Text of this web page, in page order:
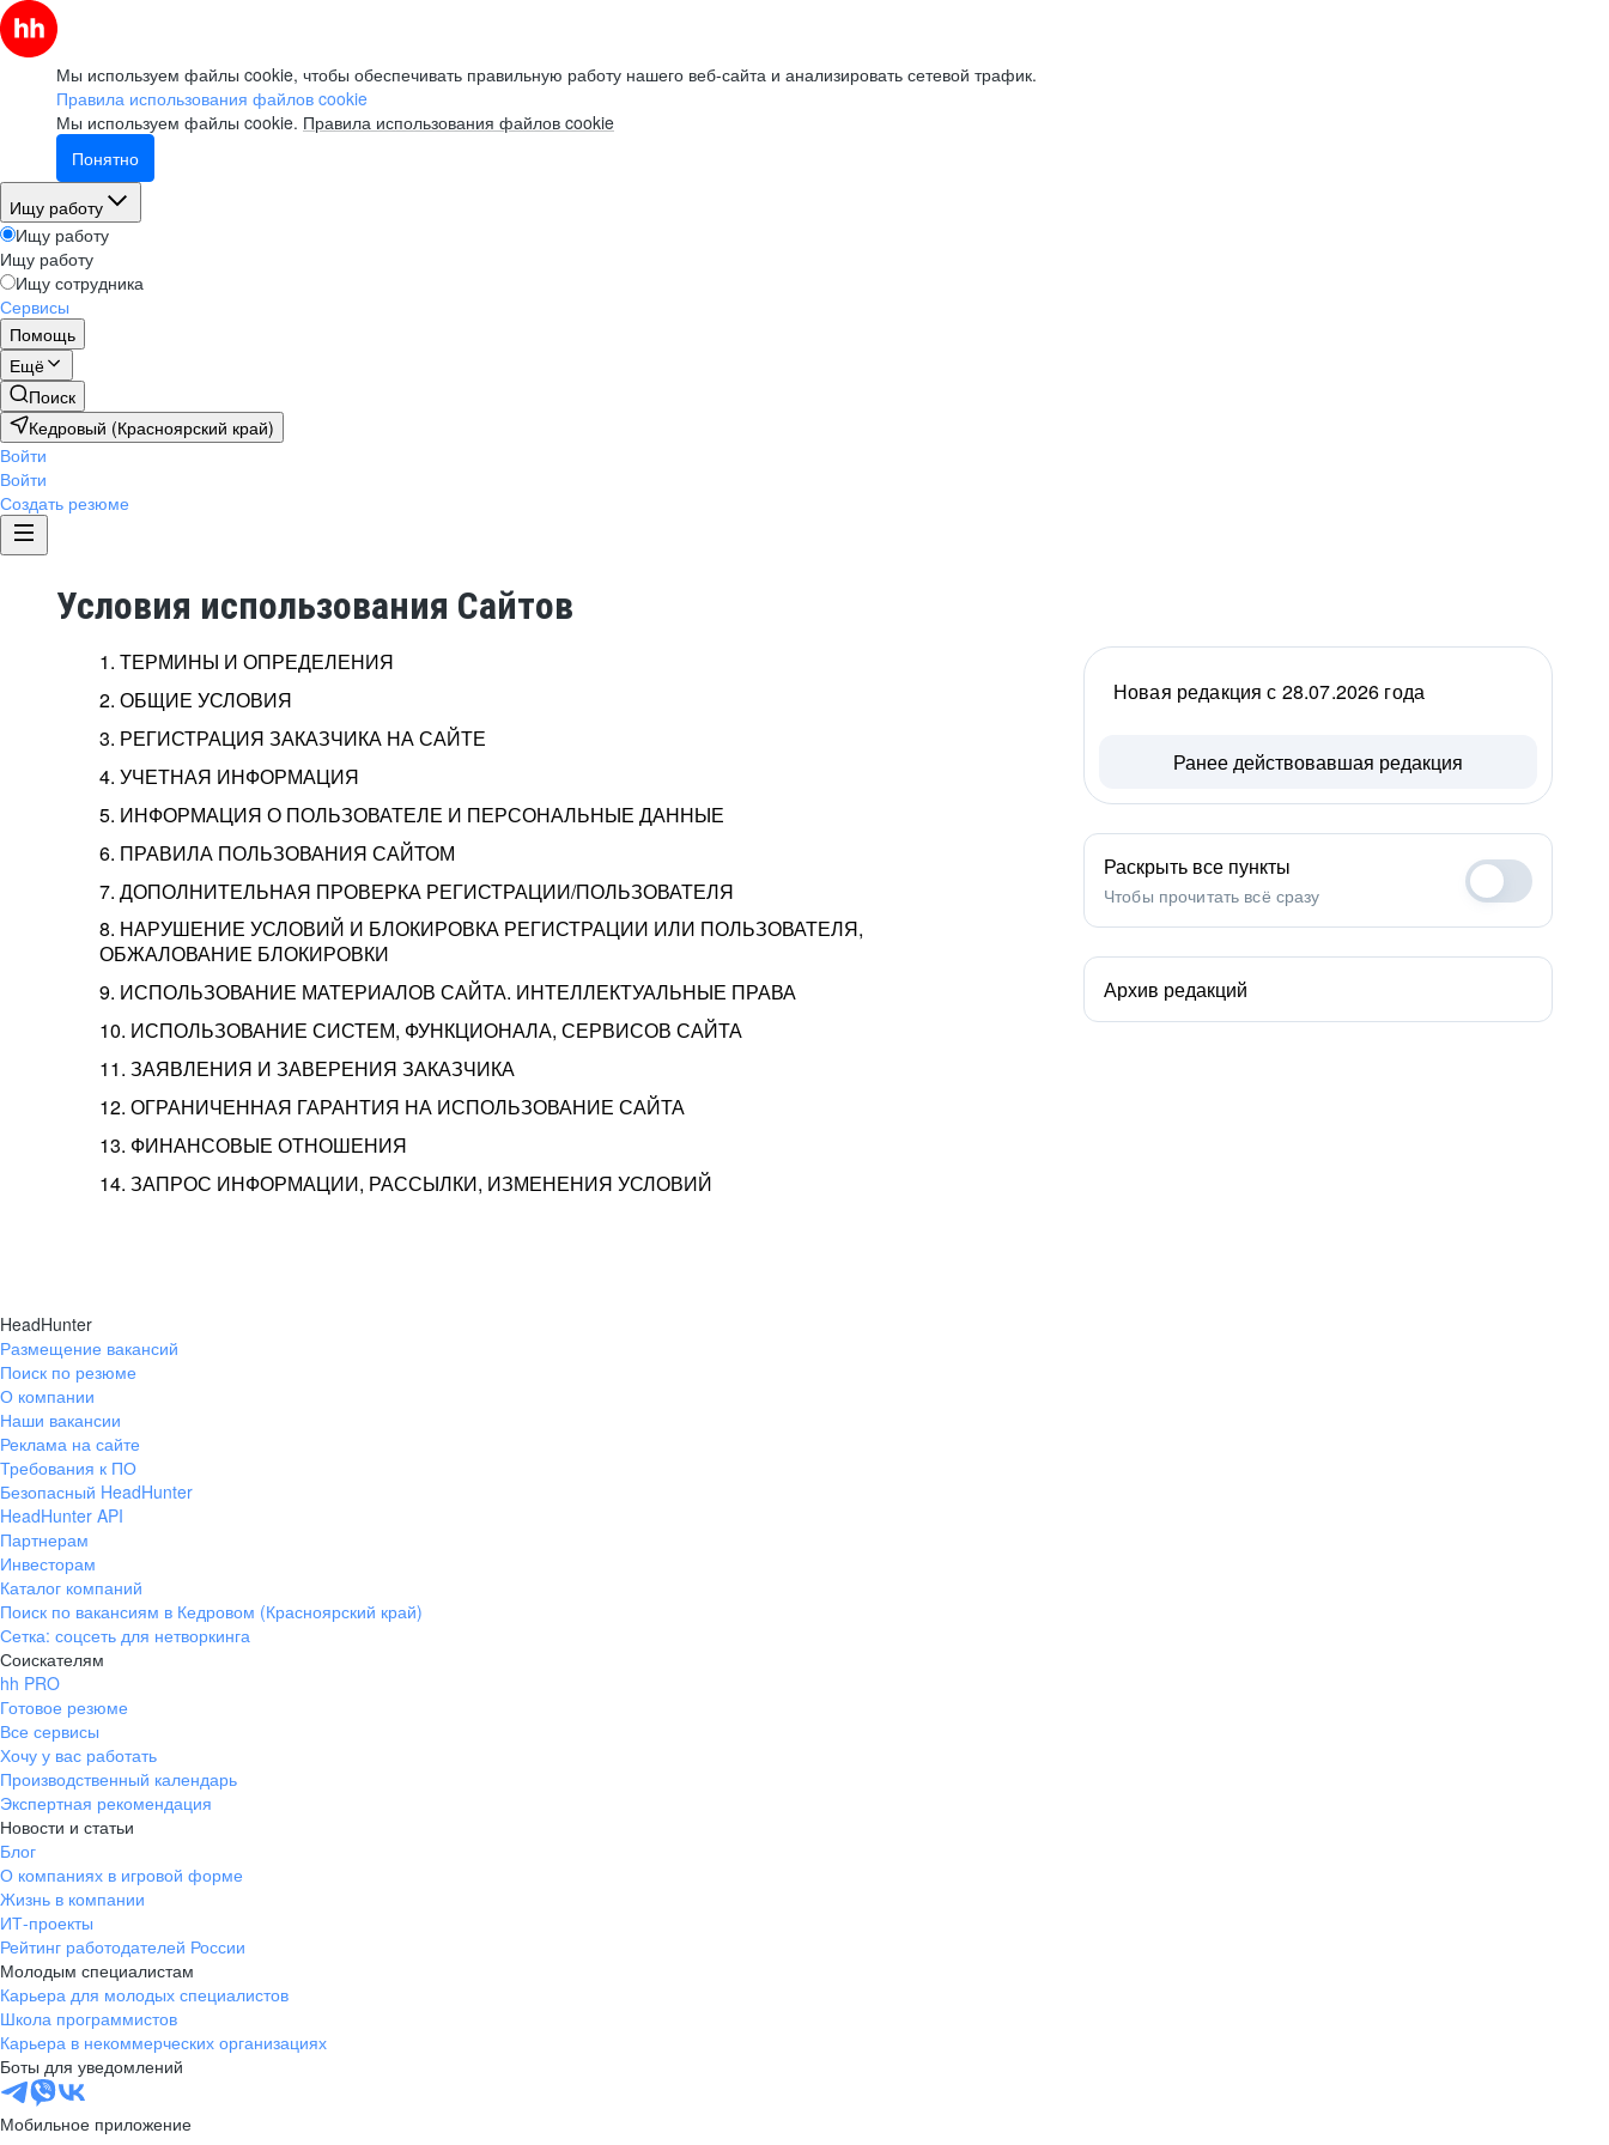
Мы используем файлы cookie, чтобы обеспечивать правильную работу нашего веб-сайта и анализировать сетевой трафик.
Правила использования файлов cookie
Мы используем файлы cookie. Правила использования файлов cookie
Понятно
Ищу работу
Ищу работу
Ищу работу
Ищу сотрудника
Сервисы
Помощь
Ещё
Поиск
Кедровый (Красноярский край)
Войти
Войти
Создать резюме
Условия использования Сайтов
1. ТЕРМИНЫ И ОПРЕДЕЛЕНИЯ
2. ОБЩИЕ УСЛОВИЯ
3. РЕГИСТРАЦИЯ ЗАКАЗЧИКА НА САЙТЕ
4. УЧЕТНАЯ ИНФОРМАЦИЯ
5. ИНФОРМАЦИЯ О ПОЛЬЗОВАТЕЛЕ И ПЕРСОНАЛЬНЫЕ ДАННЫЕ
6. ПРАВИЛА ПОЛЬЗОВАНИЯ САЙТОМ
7. ДОПОЛНИТЕЛЬНАЯ ПРОВЕРКА РЕГИСТРАЦИИ/ПОЛЬЗОВАТЕЛЯ
8. НАРУШЕНИЕ УСЛОВИЙ И БЛОКИРОВКА РЕГИСТРАЦИИ ИЛИ ПОЛЬЗОВАТЕЛЯ,
ОБЖАЛОВАНИЕ БЛОКИРОВКИ
9. ИСПОЛЬЗОВАНИЕ МАТЕРИАЛОВ САЙТА. ИНТЕЛЛЕКТУАЛЬНЫЕ ПРАВА
10. ИСПОЛЬЗОВАНИЕ СИСТЕМ, ФУНКЦИОНАЛА, СЕРВИСОВ САЙТА
11. ЗАЯВЛЕНИЯ И ЗАВЕРЕНИЯ ЗАКАЗЧИКА
12. ОГРАНИЧЕННАЯ ГАРАНТИЯ НА ИСПОЛЬЗОВАНИЕ САЙТА
13. ФИНАНСОВЫЕ ОТНОШЕНИЯ
14. ЗАПРОС ИНФОРМАЦИИ, РАССЫЛКИ, ИЗМЕНЕНИЯ УСЛОВИЙ
Новая редакция с 28.07.2026 года
Ранее действовавшая редакция
Раскрыть все пункты
Чтобы прочитать всё сразу
Архив редакций
HeadHunter
Размещение вакансий
Поиск по резюме
О компании
Наши вакансии
Реклама на сайте
Требования к ПО
Безопасный HeadHunter
HeadHunter API
Партнерам
Инвесторам
Каталог компаний
Поиск по вакансиям в Кедровом (Красноярский край)
Сетка: соцсеть для нетворкинга
Соискателям
hh PRO
Готовое резюме
Все сервисы
Хочу у вас работать
Производственный календарь
Экспертная рекомендация
Новости и статьи
Блог
О компаниях в игровой форме
Жизнь в компании
ИТ-проекты
Рейтинг работодателей России
Молодым специалистам
Карьера для молодых специалистов
Школа программистов
Карьера в некоммерческих организациях
Боты для уведомлений
Мобильное приложение